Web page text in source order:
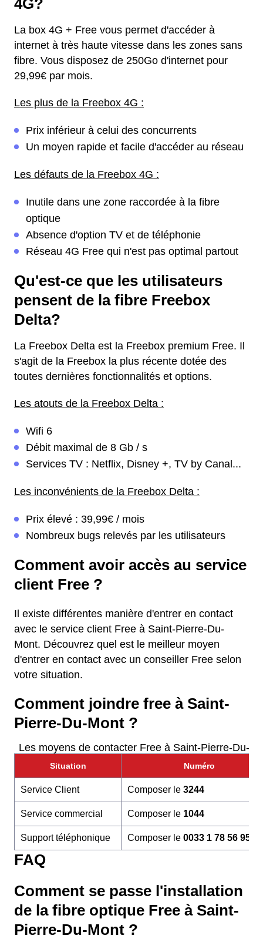
4G?
La box 4G + Free vous permet d'accéder à
internet à très haute vitesse dans les zones sans
fibre. Vous disposez de 250Go d'internet pour
29,99€ par mois.
Les plus de la Freebox 4G :
Prix inférieur à celui des concurrents
Un moyen rapide et facile d'accéder au réseau
Les défauts de la Freebox 4G :
Inutile dans une zone raccordée à la fibre
optique
Absence d'option TV et de téléphonie
Réseau 4G Free qui n'est pas optimal partout
Qu'est-ce que les utilisateurs
pensent de la fibre Freebox
Delta?
La Freebox Delta est la Freebox premium Free. Il
s'agit de la Freebox la plus récente dotée des
toutes dernières fonctionnalités et options.
Les atouts de la Freebox Delta :
Wifi 6
Débit maximal de 8 Gb / s
Services TV : Netflix, Disney +, TV by Canal...
Les inconvénients de la Freebox Delta :
Prix élevé : 39,99€ / mois
Nombreux bugs relevés par les utilisateurs
Comment avoir accès au service
client Free ?
Il existe différentes manière d'entrer en contact
avec le service client Free à Saint-Pierre-Du-
Mont. Découvrez quel est le meilleur moyen
d'entrer en contact avec un conseiller Free selon
votre situation.
Comment joindre free à Saint-
Pierre-Du-Mont ?
Les moyens de contacter Free à Saint-Pierre-Du-
Situation Numéro
Service Client Composer le 3244
Service commercial Composer le 1044
Support téléphonique Composer le 0033 1 78 56 95 60
FAQ
Comment se passe l'installation
de la fibre optique Free à Saint-
Pierre-Du-Mont ?